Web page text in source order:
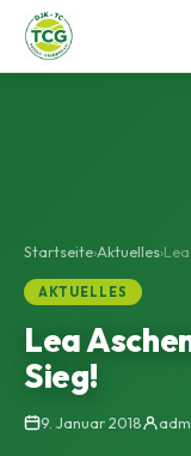
Vorstandschaft
Geschichte
Bildergalerie
Gastro
Startseite›Aktuelles›
AKTUELLES
Lea
Sieg!
9. Januar 2018